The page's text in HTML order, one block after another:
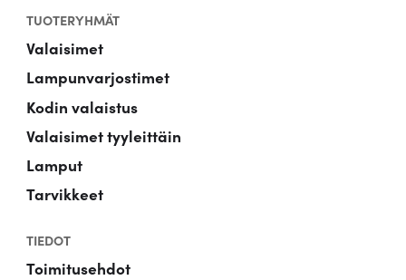
TUOTERYHMÄT
Valaisimet
Lampunvarjostimet
Kodin valaistus
Valaisimet tyyleittäin
Lamput
Tarvikkeet
TIEDOT
Toimitusehdot